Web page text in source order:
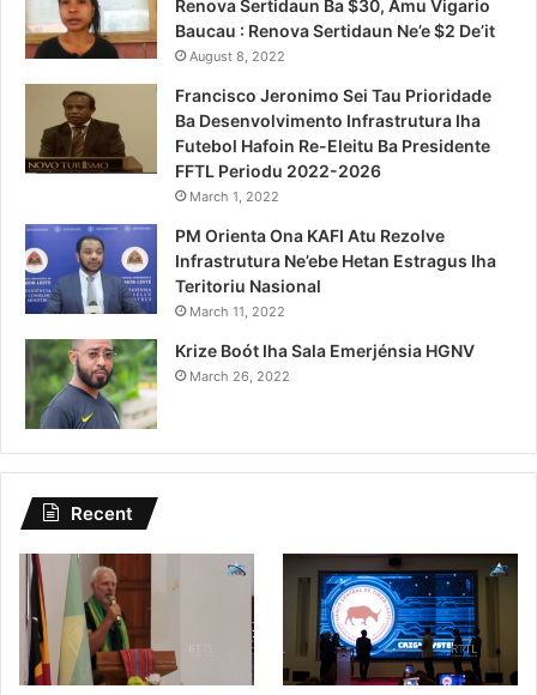
Renova Sertidaun Ba $30, Amu Vigario
Baucau : Renova Sertidaun Ne’e $2 De’it
August 8, 2022
Francisco Jeronimo Sei Tau Prioridade
Ba Desenvolvimento Infrastrutura Iha
Futebol Hafoin Re-Eleitu Ba Presidente
FFTL Periodu 2022-2026
March 1, 2022
PM Orienta Ona KAFI Atu Rezolve
Infrastrutura Ne’ebe Hetan Estragus Iha
Teritoriu Nasional
March 11, 2022
Krize Boót Iha Sala Emerjénsia HGNV
March 26, 2022
Recent